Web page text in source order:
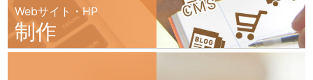
Webサイト・HP
制作